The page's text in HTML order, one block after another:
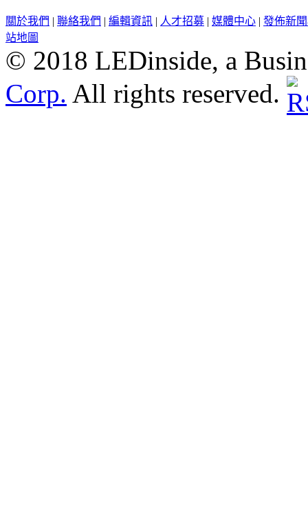
關於我們 | 聯絡我們 | 編輯資訊 | 人才招募 | 媒體中心 | 發佈新
站地圖
© 2018 LEDinside, a
Corp. All rights reserved.